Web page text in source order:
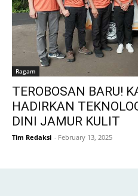
Ragam
TEROBOSAN BARU!
HADIRKAN
DINI JAMUR KULIT
Tim Redaksi - February 13, 2025